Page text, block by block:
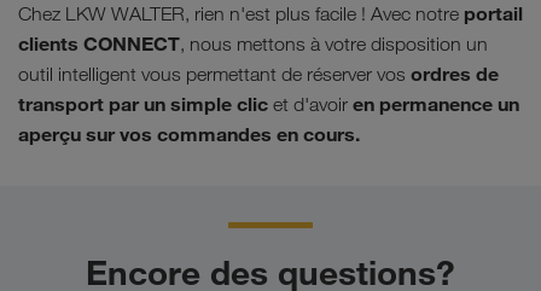
Chez LKW WALTER, rien n'est plus facile ! Avec notre portail
clients CONNECT, nous mettons à votre disposition un
outil intelligent vous permettant de réserver vos ordres de
transport par un simple clic et d'avoir en permanence un
aperçu sur vos commandes en cours.
Encore des questions?